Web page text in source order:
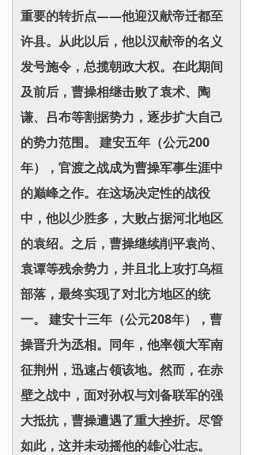
重要的转折点——他迎汉献帝迁都至
许县。从此以后，他以汉献帝的名义
发号施令，总揽朝政大权。在此期间
及前后，曹操相继击败了袁术、陶
谦、吕布等割据势力，逐步扩大自己
的势力范围。 建安五年（公元200
年），官渡之战成为曹操军事生涯中
的巅峰之作。在这场决定性的战役
中，他以少胜多，大败占据河北地区
的袁绍。之后，曹操继续削平袁尚、
袁谭等残余势力，并且北上攻打乌桓
部落，最终实现了对北方地区的统
一。 建安十三年（公元208年），曹
操晋升为丞相。同年，他率领大军南
征荆州，迅速占领该地。然而，在赤
壁之战中，面对孙权与刘备联军的强
大抵抗，曹操遭遇了重大挫折。尽管
如此，这并未动摇他的雄心壮志。